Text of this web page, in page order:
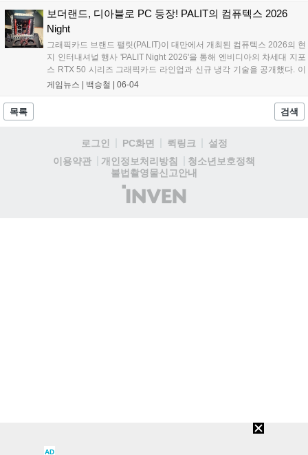
하드웨어 신제품과 엔비디아 협업 솔루션을 대거 공개하며 XPG는 신작
게임 '인왕 3(NIOH 3)'의 공식 게이밍 파트너로서 고성능 게이밍 환경을
적극 지원하겠다는 포부를 밝혔다....
보더랜드, 디아블로 PC 등장! PALIT의 컴퓨텍스 2026
Night
그래픽카드 브랜드 팰릿(PALIT)이 대만에서 개최된 컴퓨텍스 2026의 현
지 인터내셔널 행사 'PALIT Night 2026'을 통해 엔비디아의 차세대 지포
스 RTX 50 시리즈 그래픽카드 라인업과 신규 냉각 기술을 공개했다. 이
번 행사에서 PALIT은 게이머가 직접 외형을 편집할 수 있는 DIY 플랫폼
이크 디자인을 함께 선보이며 브랜드 비주얼 아이덴티티 리뉴얼을 선언
게임뉴스 | 백승철 06-04
목록 검색
로그인 PC화면 퀵링크
설정
이용약관
개인정보처리방침
청소년보호정책
불법촬영물신고안내
(주)
인
AD